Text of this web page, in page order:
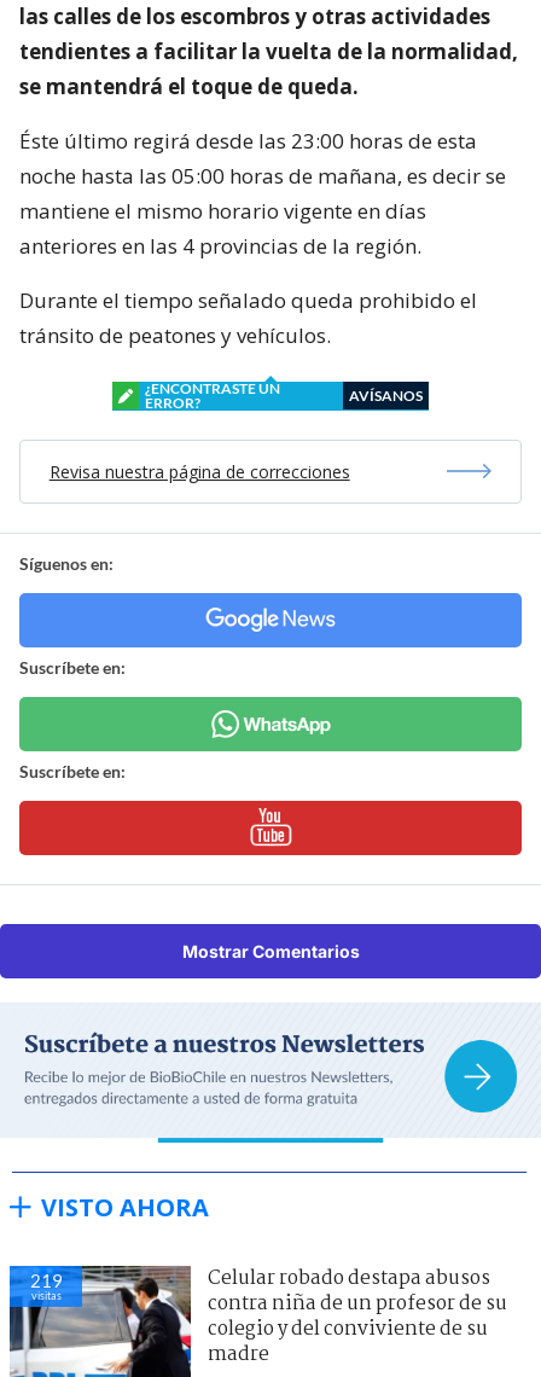
las calles de los escombros y otras actividades
tendientes a facilitar la vuelta de la normalidad,
se mantendrá el toque de queda.
Éste último regirá desde las 23:00 horas de esta
noche hasta las 05:00 horas de mañana, es decir se
mantiene el mismo horario vigente en días
anteriores en las 4 provincias de la región.
Durante el tiempo señalado queda prohibido el
tránsito de peatones y vehículos.
¿ENCONTRASTE UN
ERROR?
AVÍSANOS
Revisa nuestra página de correcciones
Síguenos en:
Suscríbete en:
Suscríbete en:
Mostrar Comentarios
VISTO AHORA
219
visitas
Celular robado destapa abusos
contra niña de un profesor de su
colegio y del conviviente de su
madre